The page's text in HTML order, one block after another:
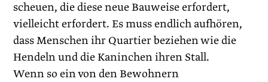
scheuen, die diese neue Bauweise erfordert,
vielleicht erfordert. Es muss endlich aufhören,
dass Menschen ihr Quartier beziehen wie die
Hendeln und die Kaninchen ihren Stall.
Wenn so ein von den Bewohnern